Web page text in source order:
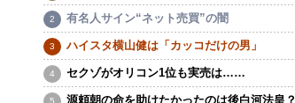
有名人サイン“ネット売買”の闇
ハイスタ横山健は「カッコだけの男」
セクゾがオリコン1位も実売は……
源頼朝の命を助けたかったのは後白河法皇？